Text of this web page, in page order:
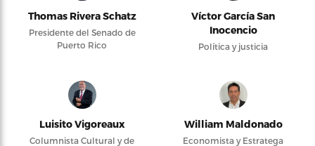
Thomas Rivera Schatz
Presidente del Senado de
Puerto Rico
Víctor García San
Inocencio
Política y justicia
Luisito Vigoreaux
Columnista Cultural y de
William Maldonado
Economista y Estratega